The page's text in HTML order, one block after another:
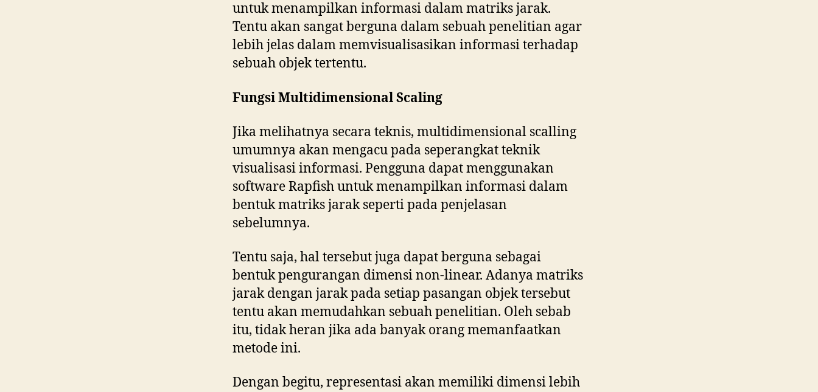
untuk menampilkan informasi dalam matriks jarak.
Tentu akan sangat berguna dalam sebuah penelitian agar
lebih jelas dalam memvisualisasikan informasi terhadap
sebuah objek tertentu.
Fungsi Multidimensional Scaling
Jika melihatnya secara teknis, multidimensional scalling
umumnya akan mengacu pada seperangkat teknik
visualisasi informasi. Pengguna dapat menggunakan
software Rapfish untuk menampilkan informasi dalam
bentuk matriks jarak seperti pada penjelasan
sebelumnya.
Tentu saja, hal tersebut juga dapat berguna sebagai
bentuk pengurangan dimensi non-linear. Adanya matriks
jarak dengan jarak pada setiap pasangan objek tersebut
tentu akan memudahkan sebuah penelitian. Oleh sebab
itu, tidak heran jika ada banyak orang memanfaatkan
metode ini.
Dengan begitu, representasi akan memiliki dimensi lebih